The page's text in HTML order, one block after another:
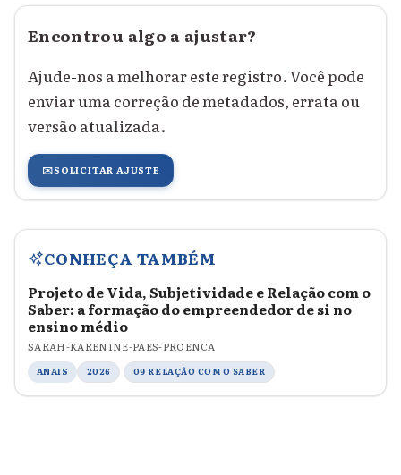
Encontrou algo a ajustar?
Ajude-nos a melhorar este registro. Você pode
enviar uma correção de metadados, errata ou
versão atualizada.
✉️SOLICITAR AJUSTE
CONHEÇA TAMBÉM
Projeto de Vida, Subjetividade e Relação com o
Saber: a formação do empreendedor de si no
ensino médio
SARAH-KARENINE-PAES-PROENCA
ANAIS 2026 09 RELAÇÃO COM O SABER